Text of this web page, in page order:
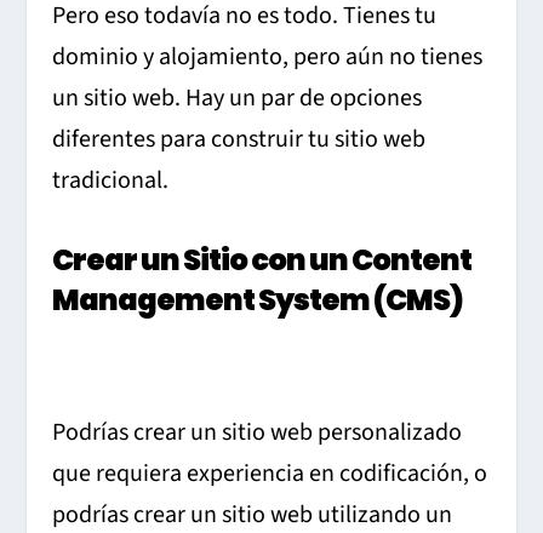
Pero eso todavía no es todo. Tienes tu
dominio y alojamiento, pero aún no tienes
un sitio web. Hay un par de opciones
diferentes para construir tu sitio web
tradicional.
Crear un Sitio con un Content
Management System (CMS)
Podrías crear un sitio web personalizado
que requiera experiencia en codificación, o
podrías crear un sitio web utilizando un